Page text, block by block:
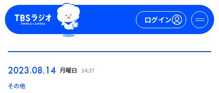
ログイン
2023.08.14 月曜日 14:27
その他